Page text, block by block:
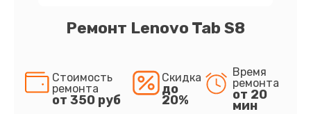
Ремонт Lenovo Tab S8
Стоимость
ремонта
от 350 руб
Скидка
до
20%
Время
ремонта
от 20
мин